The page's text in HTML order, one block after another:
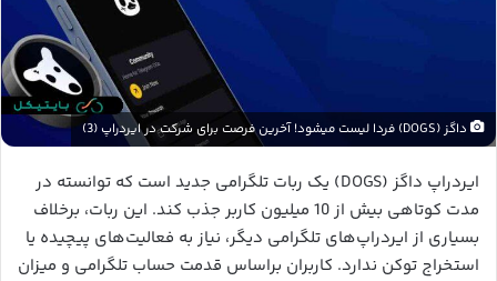
داگز (DOGS) فردا لیست میشود! آخرین فرصت برای شرکت در ایردراپ (3)
ایردراپ داگز (DOGS) یک ربات تلگرامی جدید است که توانسته در
مدت کوتاهی بیش از 10 میلیون کاربر جذب کند. این ربات، برخلاف
بسیاری از ایردراپ‌های تلگرامی دیگر، نیاز به فعالیت‌های پیچیده یا
استخراج توکن ندارد. کاربران براساس قدمت حساب تلگرامی و میزان